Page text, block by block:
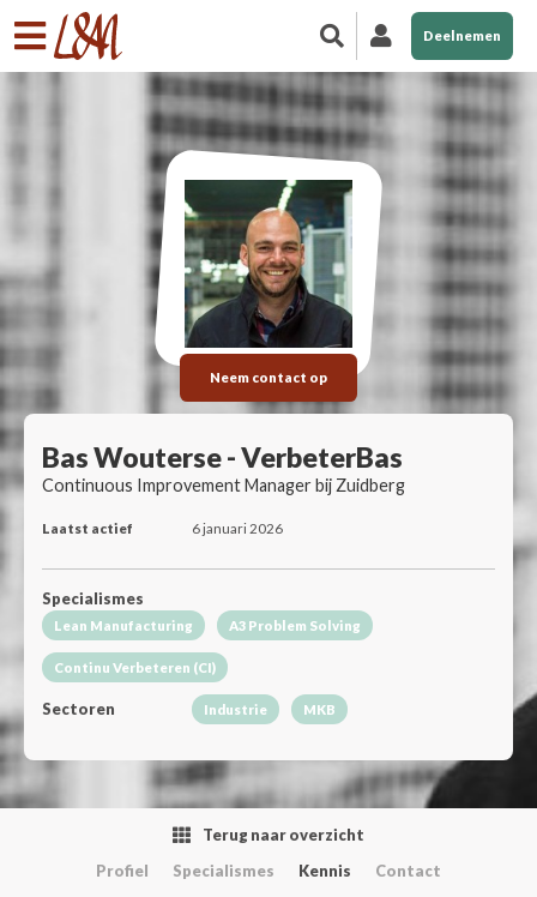
Deelnemen
Neem contact op
Bas Wouterse - VerbeterBas
Continuous Improvement Manager bij Zuidberg
Laatst actief 6 januari 2026
Specialismes
Lean Manufacturing A3 Problem Solving
Continu Verbeteren (CI)
Sectoren Industrie MKB
Terug naar overzicht
Profiel
Specialismes Kennis Contact